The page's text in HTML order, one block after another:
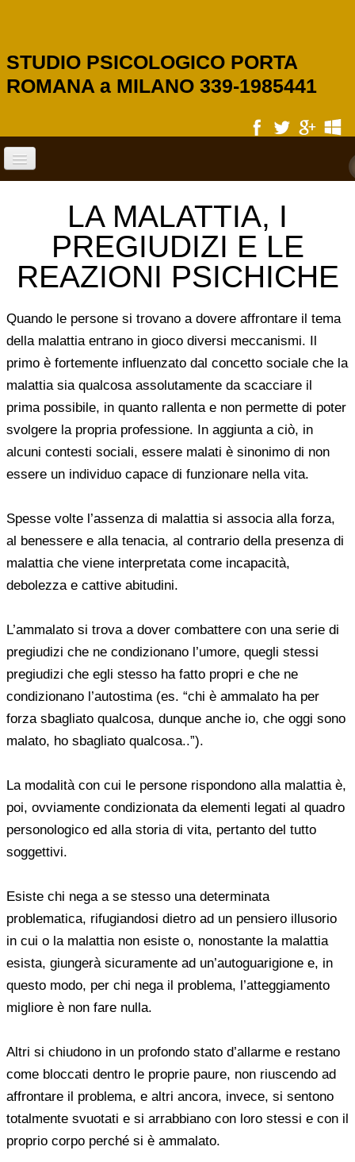
STUDIO PSICOLOGICO PORTA
ROMANA a MILANO 339-1985441
SERVIZI
PSICOLOGIA SCOLASTICA
PSICOLOGO DI BASE
CHI SIAMO
TARIFFARIO
ARTICOLI
CONVENZIONI
CONTATTACI
LA MALATTIA, I
PREGIUDIZI E LE
REAZIONI PSICHICHE
Quando le persone si trovano a dovere affrontare il tema
della malattia entrano in gioco diversi meccanismi. Il
primo è fortemente influenzato dal concetto sociale che la
malattia sia qualcosa assolutamente da scacciare il
prima possibile, in quanto rallenta e non permette di poter
svolgere la propria professione. In aggiunta a ciò, in
alcuni contesti sociali, essere malati è sinonimo di non
essere un individuo capace di funzionare nella vita.
Spesse volte l’assenza di malattia si associa alla forza,
al benessere e alla tenacia, al contrario della presenza di
malattia che viene interpretata come incapacità,
debolezza e cattive abitudini.
L’ammalato si trova a dover combattere con una serie di
pregiudizi che ne condizionano l’umore, quegli stessi
pregiudizi che egli stesso ha fatto propri e che ne
condizionano l’autostima (es. “chi è ammalato ha per
forza sbagliato qualcosa, dunque anche io, che oggi sono
malato, ho sbagliato qualcosa..”).
La modalità con cui le persone rispondono alla malattia è,
poi, ovviamente condizionata da elementi legati al quadro
personologico ed alla storia di vita, pertanto del tutto
soggettivi.
Esiste chi nega a se stesso una determinata
problematica, rifugiandosi dietro ad un pensiero illusorio
in cui o la malattia non esiste o, nonostante la malattia
esista, giungerà sicuramente ad un’autoguarigione e, in
questo modo, per chi nega il problema, l’atteggiamento
migliore è non fare nulla.
Altri si chiudono in un profondo stato d’allarme e restano
come bloccati dentro le proprie paure, non riuscendo ad
affrontare il problema, e altri ancora, invece, si sentono
totalmente svuotati e si arrabbiano con loro stessi e con il
proprio corpo perché si è ammalato.